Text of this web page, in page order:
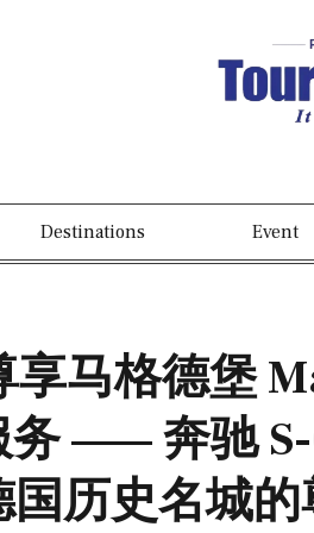
Destinations Event
享马格德堡
—— 奔驰
历史名城